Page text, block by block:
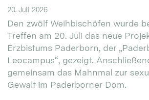
20. Juli 2026
Den zwölf Weihbischöfen wurde
Treffen am 20. Juli das neue
Erzbistums Paderborn, der
Leocampus“, gezeigt.
gemeinsam das Mahnmal zur
Gewalt im Paderborner Dom.